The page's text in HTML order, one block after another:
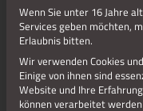
Wenn Sie unter 16 Jahre
Services geben möchten,
Erlaubnis bitten.
Wir verwenden Cookies
Einige von ihnen sind
Website und Ihre
können verarbeitet